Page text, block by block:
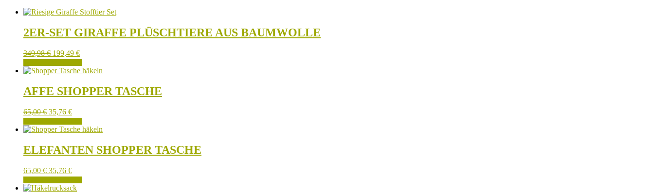
2ER-SET GIRAFFE PLÜSCHTIERE AUS BAUMWOLLE
349,98€ 199,49 €
AFFE SHOPPER TASCHE
65,00€ 35,76 €
ELEFANTEN SHOPPER TASCHE
65,00€ 35,76 €